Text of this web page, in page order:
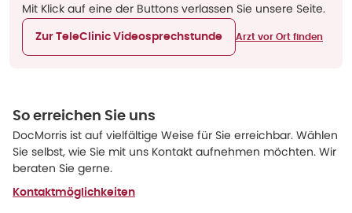
Mit Klick auf eine der Buttons verlassen Sie unsere Seite.
Zur TeleClinic Videosprechstunde Arzt vor Ort finden
So erreichen Sie uns
DocMorris ist auf vielfältige Weise für Sie erreichbar. Wählen
Sie selbst, wie Sie mit uns Kontakt aufnehmen möchten. Wir
beraten Sie gerne.
Kontaktmöglichkeiten